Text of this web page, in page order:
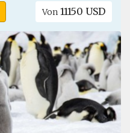
Von 11150 USD